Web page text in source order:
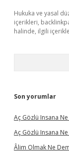
Hukuka ve yasal
içerikleri,
halinde, ilgili
Son yorumlar
Aç Gözlü Insana
Aç Gözlü Insana
Âlim Olmak Ne